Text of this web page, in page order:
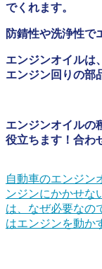
でくれます。
防錆性や洗浄性で
エンジンオイルは
エンジン回りの部
エンジンオイルの
役立ちます！合わ
自動車のエンジン
ンジンにかかせな
は、なぜ必要なの
はエンジンを動か